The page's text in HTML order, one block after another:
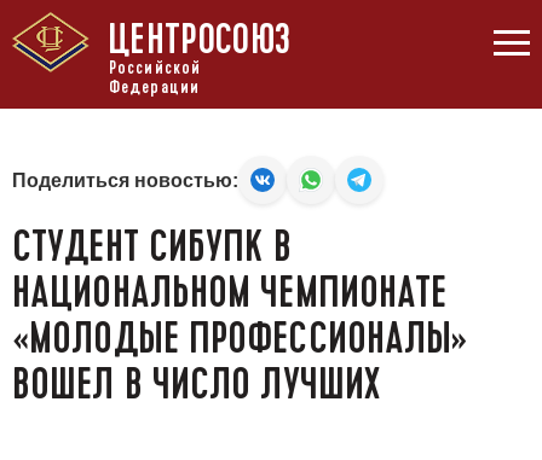
ЦЕНТРОСОЮЗ
Российской
Федерации
Поделиться новостью:
СТУДЕНТ СИБУПК В
НАЦИОНАЛЬНОМ ЧЕМПИОНАТЕ
«МОЛОДЫЕ ПРОФЕССИОНАЛЫ»
ВОШЕЛ В ЧИСЛО ЛУЧШИХ